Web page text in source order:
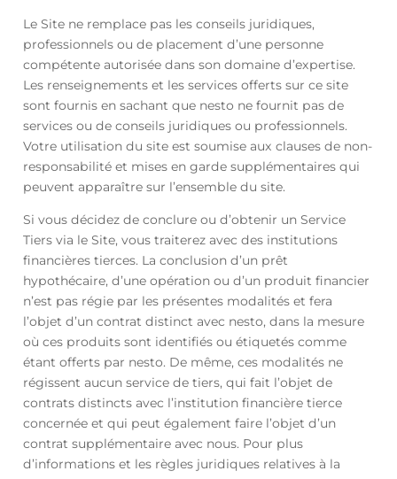
Le Site ne remplace pas les conseils juridiques,
professionnels ou de placement d’une personne
compétente autorisée dans son domaine d’expertise.
Les renseignements et les services offerts sur ce site
sont fournis en sachant que nesto ne fournit pas de
services ou de conseils juridiques ou professionnels.
Votre utilisation du site est soumise aux clauses de non-
responsabilité et mises en garde supplémentaires qui
peuvent apparaître sur l’ensemble du site.
Si vous décidez de conclure ou d’obtenir un Service
Tiers via le Site, vous traiterez avec des institutions
financières tierces. La conclusion d’un prêt
hypothécaire, d’une opération ou d’un produit financier
n’est pas régie par les présentes modalités et fera
l’objet d’un contrat distinct avec nesto, dans la mesure
où ces produits sont identifiés ou étiquetés comme
étant offerts par nesto. De même, ces modalités ne
régissent aucun service de tiers, qui fait l’objet de
contrats distincts avec l’institution financière tierce
concernée et qui peut également faire l’objet d’un
contrat supplémentaire avec nous. Pour plus
d’informations et les règles juridiques relatives à la